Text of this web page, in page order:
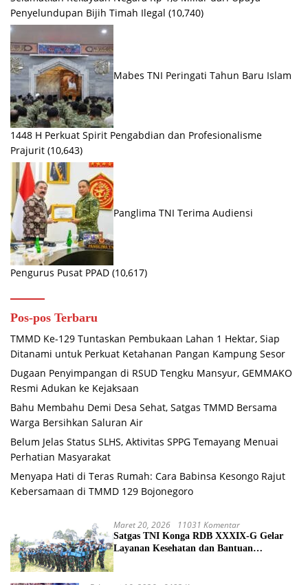
Penyelundupan Bijih Timah Ilegal (10,740)
Mabes TNI Peringati Tahun Baru Islam
1448 H Perkuat Spirit Pengabdian dan Profesionalisme
Prajurit (10,643)
Panglima TNI Terima Audiensi
Pengurus Pusat PPAD (10,617)
Pos-pos Terbaru
TMMD Ke-129 Tuntaskan Pembukaan Lahan 1 Hektar, Siap
Ditanami untuk Perkuat Ketahanan Pangan Kampung Sesor
Dugaan Penyimpangan di RSUD Tengku Mansyur, GEMMAKO
Resmi Adukan ke Kejaksaan
Bahu Membahu Demi Desa Sehat, Satgas TMMD Bersama
Warga Bersihkan Saluran Air
Belum Jelas Status SLHS, Aktivitas SPPG Temayang Menuai
Perhatian Masyarakat
Menyapa Hati di Teras Rumah: Cara Babinsa Kesongo Rajut
Kebersamaan di TMMD 129 Bojonegoro
Maret 20, 2026 11031 Komentar
Satgas TNI Konga RDB XXXIX-G Gelar
Layanan Kesehatan dan Bantuan